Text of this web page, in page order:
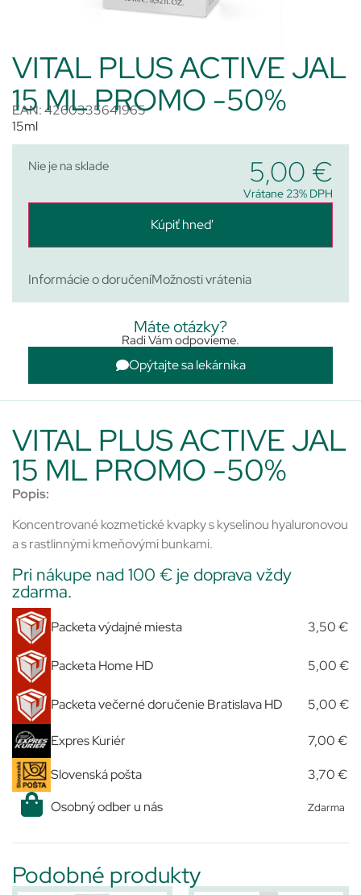
VITAL PLUS ACTIVE JAL
15 ML PROMO -50%
EAN: 4260335641965
15ml
Nie je na sklade 5,00 €
Vrátane 23% DPH
Kúpiť hneď
Informácie o doručeníMožnosti vrátenia
Máte otázky?
Radi Vám odpovieme.
Opýtajte sa lekárnika
VITAL PLUS ACTIVE JAL
15 ML PROMO -50%
Popis:
Koncentrované kozmetické kvapky s kyselinou hyaluronovou
a s rastlinnými kmeňovými bunkami.
Pri nákupe nad 100 € je doprava vždy
zdarma.
Packeta výdajné miesta 3,50 €
Packeta Home HD 5,00 €
Packeta večerné doručenie Bratislava HD 5,00 €
Expres Kuriér 7,00 €
Slovenská pošta
3,70 €
Osobný odber u nás
Zdarma
Podobné produkty